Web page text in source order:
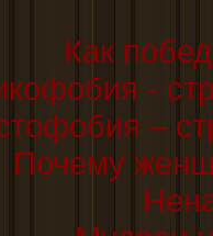
Как
-
–
Почему